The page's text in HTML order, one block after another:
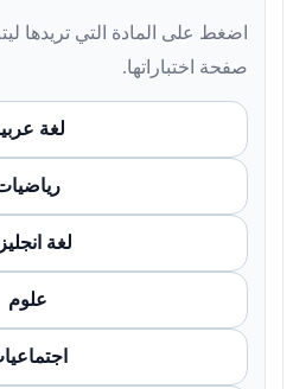
اضغط على المادة التي تريدها
صفحة اختباراتها.
لغة
رياضيات
لغة
علوم